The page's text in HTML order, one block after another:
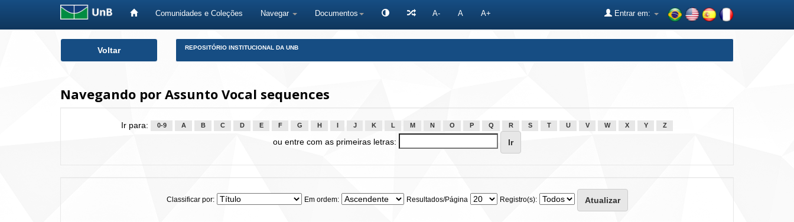
Comunidades e Coleções Navegar Documentos A- A A+ Entrar em:
Voltar REPOSITÓRIO INSTITUCIONAL DA UNB
Navegando por Assunto Vocal sequences
Ir para: 0-9 A B C D E F G H J K L M N O P Q R S T U V W X Y Z
ou entre com as primeiras letras:
Classificar por: Em ordem: Resultados/Página Registro(s):